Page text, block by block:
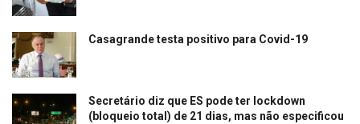
Casagrande testa positivo para Covid-19
Secretário diz que ES pode ter lockdown
(bloqueio total) de 21 dias, mas não especificou